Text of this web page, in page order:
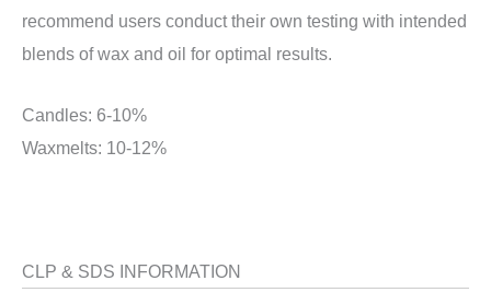
recommend users conduct their own testing with intended
blends of wax and oil for optimal results.
Candles: 6-10%
Waxmelts: 10-12%
CLP & SDS INFORMATION